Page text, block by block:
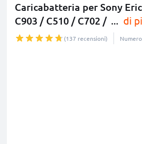
Caricabatteria per Sony
C903 / C510 / C702 / ... di
(137 recensioni)